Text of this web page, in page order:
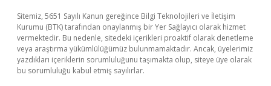
Sitemiz, 5651 Sayılı Kanun gereğince Bilgi Teknolojileri ve İletişim
Kurumu (BTK) tarafından onaylanmış bir Yer Sağlayıcı olarak hizmet
vermektedir. Bu nedenle, sitedeki içerikleri proaktif olarak denetleme
veya araştırma yükümlülüğümüz bulunmamaktadır. Ancak, üyelerimiz
yazdıkları içeriklerin sorumluluğunu taşımakta olup, siteye üye olarak
bu sorumluluğu kabul etmiş sayılırlar.